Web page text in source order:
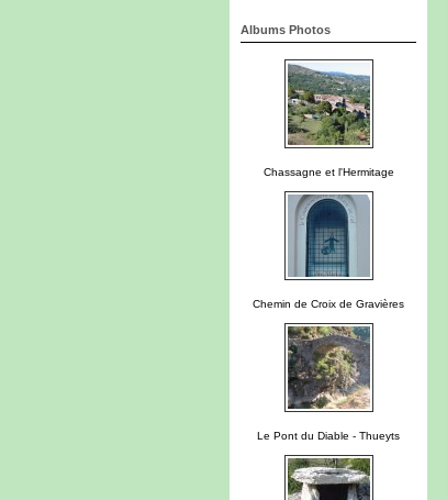
Albums Photos
Chassagne et l'Hermitage
Chemin de Croix de Gravières
Le Pont du Diable - Thueyts